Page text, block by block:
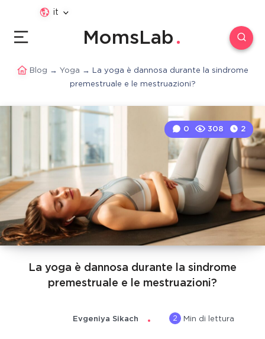
it
MomsLab
Blog → Yoga → La yoga è dannosa durante la sindrome
premestruale e le mestruazioni?
La yoga è dannosa durante la sindrome
premestruale e le mestruazioni?
0 308 2
Evgeniya Sikach 2 Min di lettura